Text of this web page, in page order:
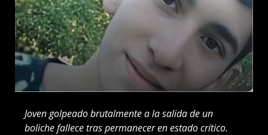
Joven golpeado brutalmente a la salida de un
boliche fallece tras permanecer en estado crítico.